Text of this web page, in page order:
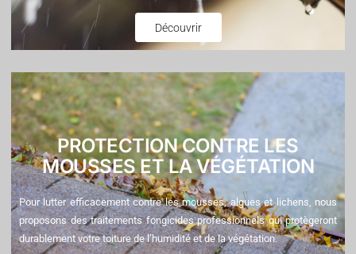
Découvrir
PROTECTION CONTRE LES
MOUSSES ET LA VÉGÉTATION
Pour lutter efficacement contre les mousses, algues et lichens, nous
proposons des traitements fongicides professionnels qui protègeront
durablement votre toiture de l’humidité et de la végétation.